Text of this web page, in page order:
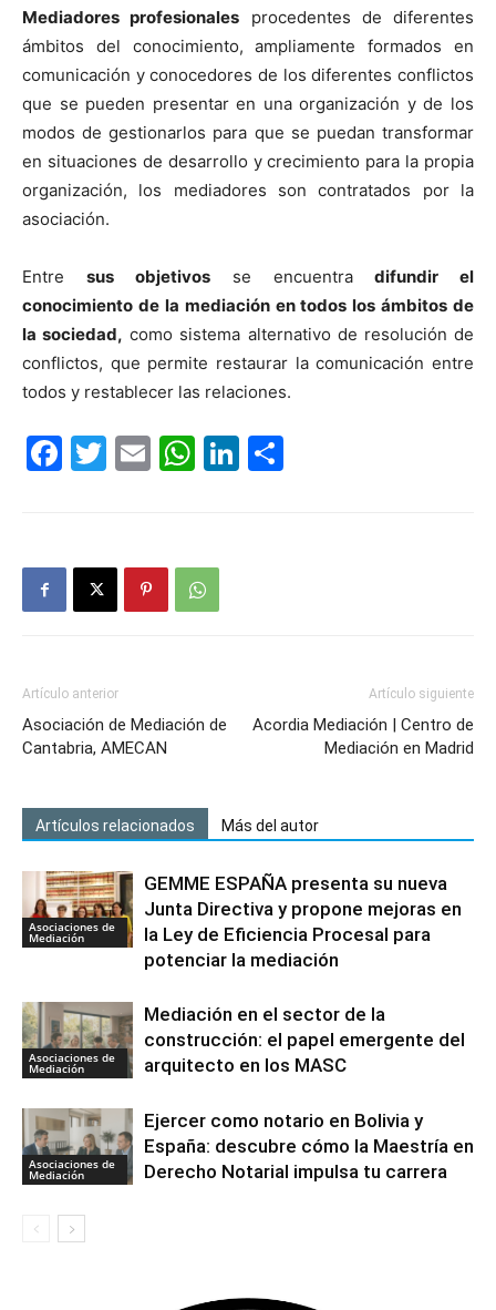
Mediadores profesionales procedentes de diferentes
ámbitos del conocimiento, ampliamente formados en
comunicación y conocedores de los diferentes conflictos
que se pueden presentar en una organización y de los
modos de gestionarlos para que se puedan transformar
en situaciones de desarrollo y crecimiento para la propia
organización, los mediadores son contratados por la
asociación.
Entresus objetivos se encuentradifundir el
conocimiento de la mediación en todos los ámbitos de
la sociedad, como sistema alternativo de resolución de
conflictos, que permite restaurar la comunicación entre
todos y restablecer las relaciones.
Facebook
Twitter
EmailWhatsApp
LinkedIn
Artículo anterior
Asociación de Mediación de
Cantabria, AMECAN
Artículo siguiente
Acordia Mediación | Centro de
Mediación en Madrid
Artículos relacionados Más del autor
Asociaciones de
Mediación
GEMME ESPAÑA presenta su nueva
Junta Directiva y propone mejoras en
la Ley de Eficiencia Procesal para
potenciar la mediación
Asociaciones de
Mediación
Mediación en el sector de la
construcción: el papel emergente del
arquitecto en los MASC
Asociaciones de
Mediación
Ejercer como notario en Bolivia y
España: descubre cómo la Maestría en
Derecho Notarial impulsa tu carrera